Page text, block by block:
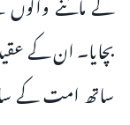
بچایا۔ ان کے
ساتھ امت کے